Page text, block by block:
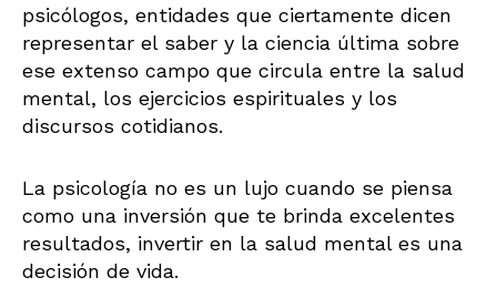
psicólogos, entidades que ciertamente dicen
representar el saber y la ciencia última sobre
ese extenso campo que circula entre la salud
mental, los ejercicios espirituales y los
discursos cotidianos.
La psicología no es un lujo cuando se piensa
como una inversión que te brinda excelentes
resultados, invertir en la salud mental es una
decisión de vida.